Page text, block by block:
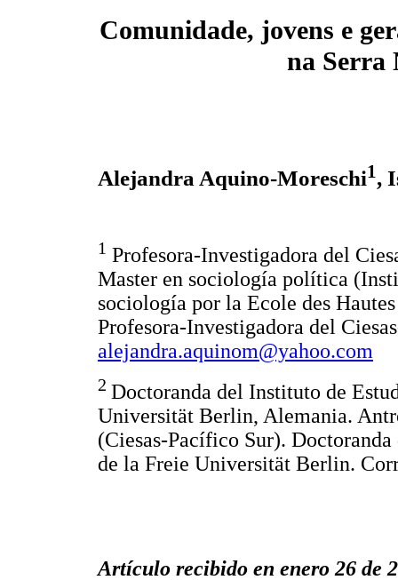
Comunidade, jovens e
na Serra
Alejandra Aquino-Moreschi1,
1 Profesora-Investigadora del
Master en sociología política
sociología por la Ecole des
Profesora-Investigadora del
alejandra.aquinom@yahoo.com
2 Doctoranda del Instituto de
Universität Berlin, Alemania.
(Ciesas-Pacífico Sur).
de la Freie Universität Berlin.
Artículo recibido en enero 26 de